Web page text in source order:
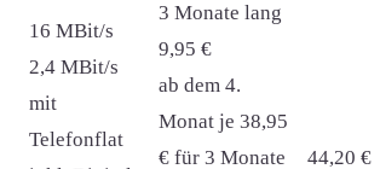
16 MBit/s
2,4 MBit/s
mit
Telefonflat
3 Monate lang
9,95 €
ab dem 4.
Monat je 38,95
€ für 3 Monate
44,20 €